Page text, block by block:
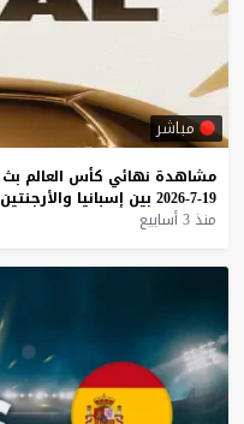
مباشر
مشاهدة نهائي كأس العالم بث
19-7-2026
بين إسبانيا والأرجنتين
منذ 3 أسابيع